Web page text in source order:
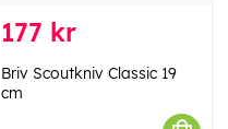
177 kr
Briv Scoutkniv Classic 19
cm